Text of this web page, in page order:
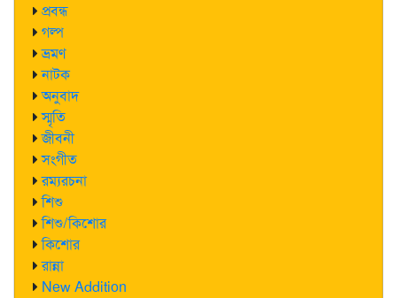
প্রবন্ধ
গল্প
ভ্রমণ
নাটক
অনুবাদ
স্মৃতি
জীবনী
সংগীত
রম্যরচনা
শিশু
শিশু/কিশোর
কিশোর
রান্না
New Addition